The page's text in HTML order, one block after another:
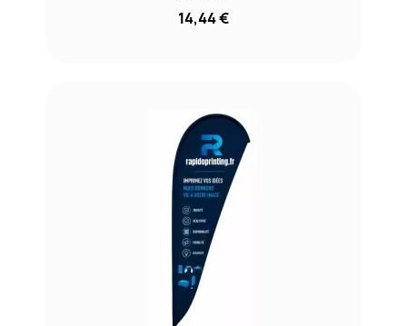
14,44 €